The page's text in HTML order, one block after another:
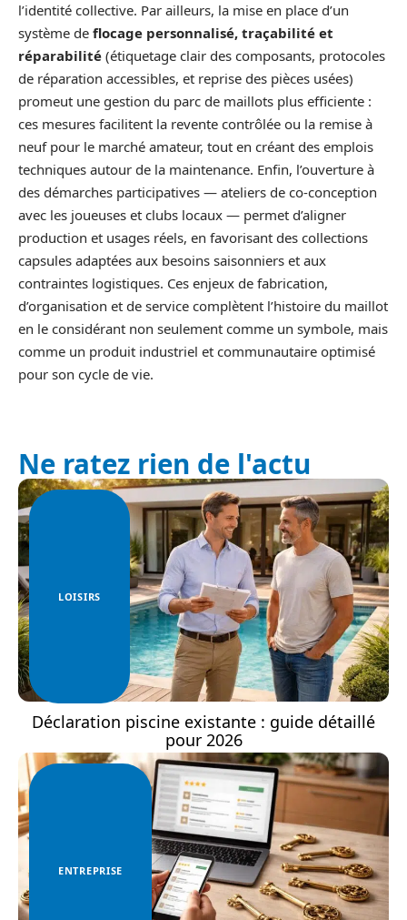
l’identité collective. Par ailleurs, la mise en place d’un
système de flocage personnalisé, traçabilité et
réparabilité (étiquetage clair des composants, protocoles
de réparation accessibles, et reprise des pièces usées)
promeut une gestion du parc de maillots plus efficiente :
ces mesures facilitent la revente contrôlée ou la remise à
neuf pour le marché amateur, tout en créant des emplois
techniques autour de la maintenance. Enfin, l’ouverture à
des démarches participatives — ateliers de co‑conception
avec les joueuses et clubs locaux — permet d’aligner
production et usages réels, en favorisant des collections
capsules adaptées aux besoins saisonniers et aux
contraintes logistiques. Ces enjeux de fabrication,
d’organisation et de service complètent l’histoire du maillot
en le considérant non seulement comme un symbole, mais
comme un produit industriel et communautaire optimisé
pour son cycle de vie.
Ne ratez rien de l'actu
LOISIRS
Déclaration piscine existante : guide détaillé
pour 2026
ENTREPRISE